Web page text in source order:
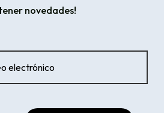
novedades!